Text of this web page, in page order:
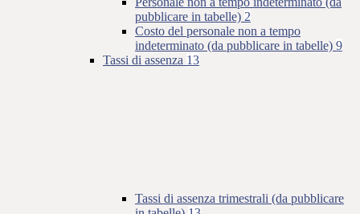
pubblicare in tabelle) 2
Costo del personale non a tempo
indeterminato (da pubblicare in tabelle) 9
Tassi di assenza 13
Tassi di assenza trimestrali (da pubblicare